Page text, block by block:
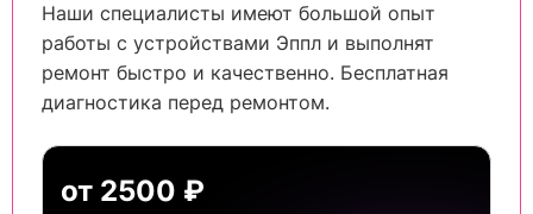
Наши специалисты имеют большой опыт
работы с устройствами Эппл и выполнят
ремонт быстро и качественно. Бесплатная
диагностика перед ремонтом.
от 2500 ₽